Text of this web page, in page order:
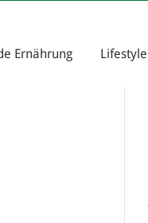
Ernährung Lifestyle